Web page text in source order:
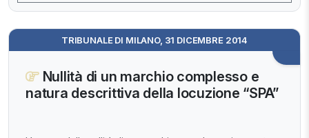
TRIBUNALE DI MILANO, 31 DICEMBRE 2014
Nullità di un marchio complesso e
natura descrittiva della locuzione “SPA”